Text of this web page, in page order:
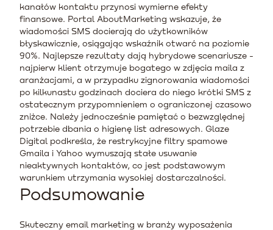
kanałów kontaktu przynosi wymierne efekty
finansowe. Portal AboutMarketing wskazuje, że
wiadomości SMS docierają do użytkowników
błyskawicznie, osiągając wskaźnik otwarć na poziomie
90%. Najlepsze rezultaty dają hybrydowe scenariusze -
najpierw klient otrzymuje bogatego w zdjęcia maila z
aranżacjami, a w przypadku zignorowania wiadomości
po kilkunastu godzinach dociera do niego krótki SMS z
ostatecznym przypomnieniem o ograniczonej czasowo
zniżce. Należy jednocześnie pamiętać o bezwzględnej
potrzebie dbania o higienę list adresowych. Glaze
Digital podkreśla, że restrykcyjne filtry spamowe
Gmaila i Yahoo wymuszają stałe usuwanie
nieaktywnych kontaktów, co jest podstawowym
warunkiem utrzymania wysokiej dostarczalności.
Podsumowanie
Skuteczny email marketing w branży wyposażenia